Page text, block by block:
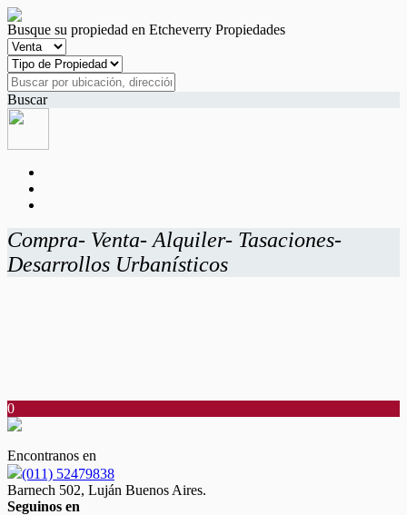
Busque su propiedad en Etcheverry Propiedades
Buscar
Compra- Venta- Alquiler- Tasaciones-
Desarrollos Urbanísticos
0
Encontranos en
(011) 52479838
Barnech 502, Luján Buenos Aires.
Seguinos en